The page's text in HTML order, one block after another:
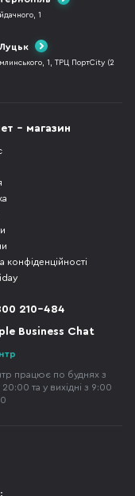
1
1, ТРЦ ПортCity (2
- магазин
конфіденційності
210-484
Business Chat
працює по буднях з
та у вихідні з 9:00